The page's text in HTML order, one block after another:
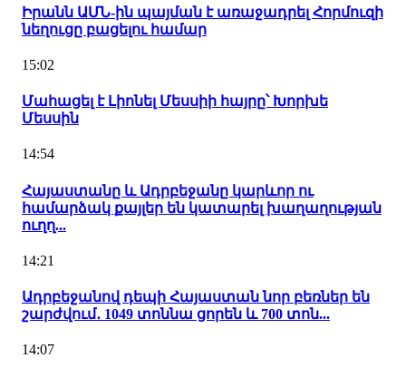
Իրանն ԱՄՆ-ին պայման է առաջադրել Հորմուզի
նեղուցը բացելու համար
15:02
Մահացել է Լիոնել Մեսսիի հայրը՝ Խորխե
Մեսսին
14:54
Հայաստանը և Ադրբեջանը կարևոր ու
համարձակ քայլեր են կատարել խաղաղության
ուղղ...
14:21
Ադրբեջանով դեպի Հայաստան նոր բեռներ են
շարժվում․ 1049 տոննա ցորեն և 700 տոն...
14:07